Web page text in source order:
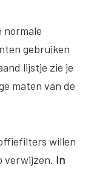
normale
gebruiken
lijstje zie je
maten van de
willen
verwijzen. In